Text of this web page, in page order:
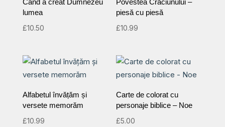
Când a creat Dumnezeu
lumea
£10.50
Povestea Crăciunului –
piesă cu piesă
£10.99
Alfabetul învățăm și
versete memorăm
£10.99
Carte de colorat cu
personaje biblice – Noe
£5.00